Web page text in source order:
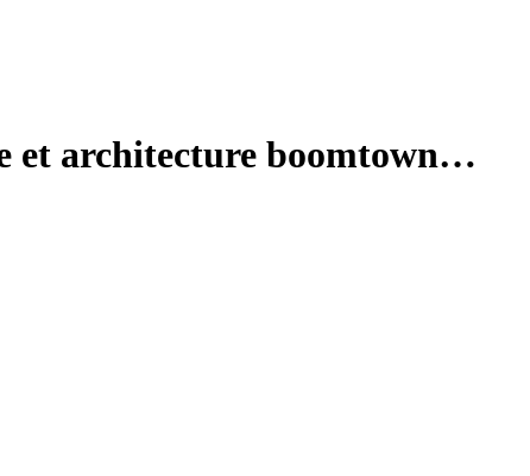
et architecture boomtown…